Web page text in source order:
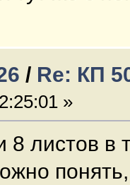
/ Re: КП
»
8 листов в